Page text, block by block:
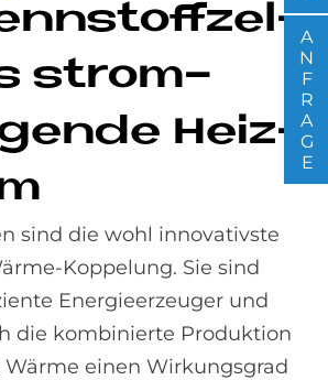
strom­
Heiz­
sind die wohl innovativste
Koppelung. Sie sind
Energieerzeuger und
die kombinierte Produktion
einen Wirkungsgrad
ANFRAGE